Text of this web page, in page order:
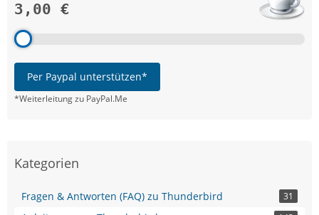
3,00 €
Per Paypal unterstützen*
*Weiterleitung zu PayPal.Me
Kategorien
Fragen & Antworten (FAQ) zu Thunderbird 31